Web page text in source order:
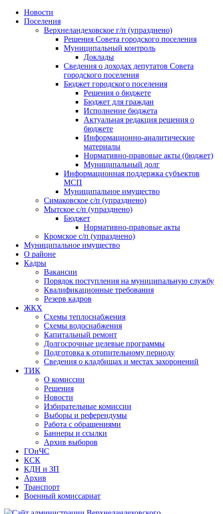
Skip
Новости
Поселения
Верхнеландеховское г/п (упразднено)
Решения Совета городского поселения
Муниципальный контроль
Доклады
Сведения о доходах депутатов Совета
городского поселения
Бюджет городского поселения
Решения о бюджете
Бюджет для граждан
Исполнение бюджета
Актуальная редакция решения о
бюджете
Информационно-аналитические
материалы
Нормативно-правовые акты (бюджет)
Муниципальный долг
Информационная поддержка субъектов
МСП
Муниципальное имущество
Симаковское с/п (упразднено)
Мытское с/п (упразднено)
Бюджет
Нормативно-правовые акты
Кромское с/п (упразднено)
Муниципальное имущество
О районе
Кадры
Вакансии
Порядок поступления на муниципальную службу
Квалификационные требования
Резерв кадров
ЖКХ
Схемы теплоснабжения
Схемы водоснабжения
Капитальный ремонт
Долгосрочные целевые программы
Подготовка к отопительному периоду
Сведения о кладбищах и местах захоронений
ТИК
О комиссии
Решения
Новости
Избирательные комиссии
Выборы и референдумы
Работа с обращениями
Баннеры и ссылки
Архив выборов
ГОиЧС
КСК
КДН и ЗП
Архив
Транспорт
Военный комиссариат